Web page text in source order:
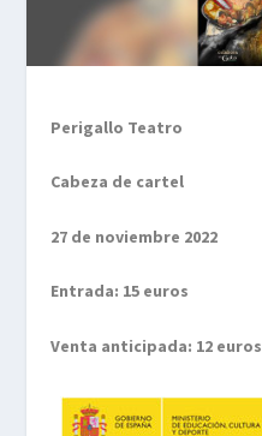
Perigallo Teatro
Cabeza de cartel
27 de noviembre 2022
Entrada: 15 euros
Venta anticipada: 12 euros